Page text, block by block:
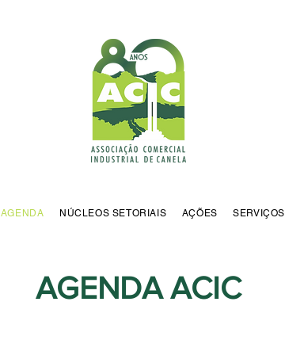
AGENDA NÚCLEOS SETORIAIS AÇÕES SERVIÇOS
AGENDA ACIC